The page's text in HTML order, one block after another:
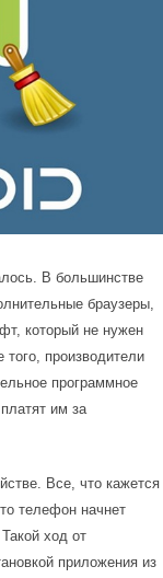
В большинстве
браузеры,
который не нужен
производители
программное
им за
Все, что кажется
телефон начнет
ход от
приложения из